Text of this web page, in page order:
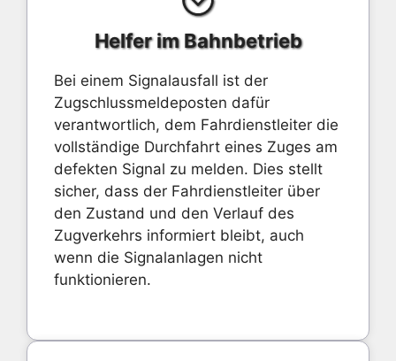
Helfer im Bahnbetrieb
Bei einem Signalausfall ist der
Zugschlussmeldeposten dafür
verantwortlich, dem Fahrdienstleiter die
vollständige Durchfahrt eines Zuges am
defekten Signal zu melden. Dies stellt
sicher, dass der Fahrdienstleiter über
den Zustand und den Verlauf des
Zugverkehrs informiert bleibt, auch
wenn die Signalanlagen nicht
funktionieren.